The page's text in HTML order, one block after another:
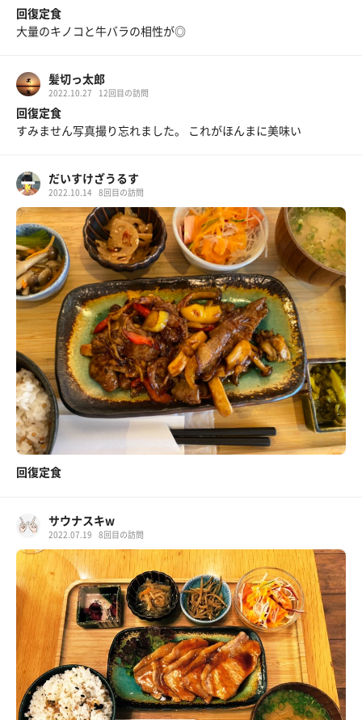
回復定食
大量のキノコと牛バラの相性が◎
髪切っ太郎
2022.10.27 12回目の訪問
回復定食
すみません写真撮り忘れました。 これがほんまに美味い
だいすけざうるす
2022.10.14 8回目の訪問
回復定食
サウナスキw
2022.07.19 8回目の訪問